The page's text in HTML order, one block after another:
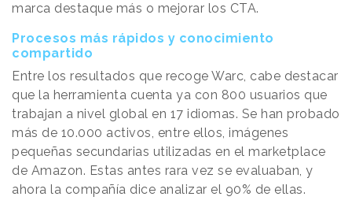
marca destaque más o mejorar los CTA.
Procesos más rápidos y conocimiento
compartido
Entre los resultados que recoge Warc, cabe destacar
que la herramienta cuenta ya con 800 usuarios que
trabajan a nivel global en 17 idiomas. Se han probado
más de 10.000 activos, entre ellos, imágenes
pequeñas secundarias utilizadas en el marketplace
de Amazon. Estas antes rara vez se evaluaban, y
ahora la compañía dice analizar el 90% de ellas.